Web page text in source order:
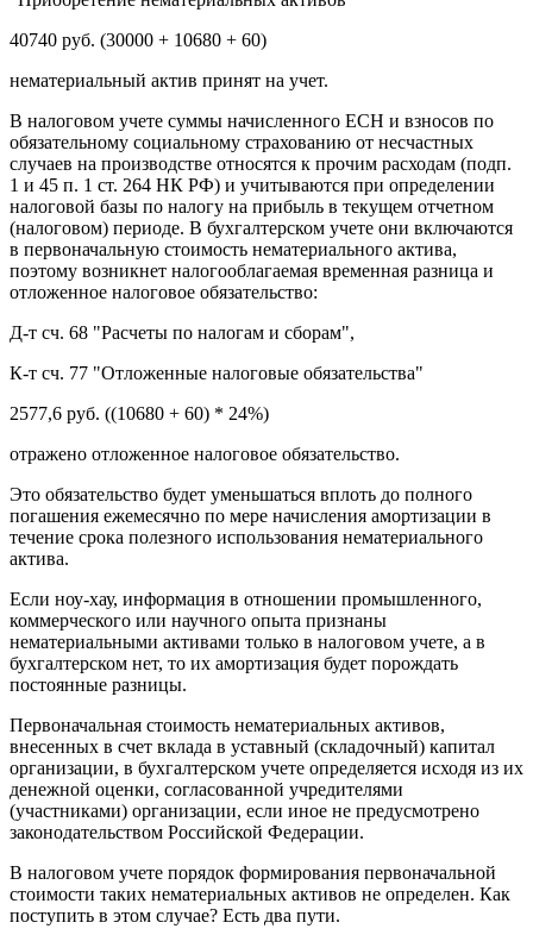
40740 руб. (30000 + 10680 + 60)
нематериальный актив принят на учет.
В налоговом учете суммы начисленного ЕСН и взносов по
обязательному социальному страхованию от несчастных
случаев на производстве относятся к прочим расходам (подп.
1 и 45 п. 1 ст. 264 НК РФ) и учитываются при определении
налоговой базы по налогу на прибыль в текущем отчетном
(налоговом) периоде. В бухгалтерском учете они включаются
в первоначальную стоимость нематериального актива,
поэтому возникнет налогооблагаемая временная разница и
отложенное налоговое обязательство:
Д-т сч. 68 "Расчеты по налогам и сборам",
К-т сч. 77 "Отложенные налоговые обязательства"
2577,6 руб. ((10680 + 60) * 24%)
отражено отложенное налоговое обязательство.
Это обязательство будет уменьшаться вплоть до полного
погашения ежемесячно по мере начисления амортизации в
течение срока полезного использования нематериального
актива.
Если ноу-хау, информация в отношении промышленного,
коммерческого или научного опыта признаны
нематериальными активами только в налоговом учете, а в
бухгалтерском нет, то их амортизация будет порождать
постоянные разницы.
Первоначальная стоимость нематериальных активов,
внесенных в счет вклада в уставный (складочный) капитал
организации, в бухгалтерском учете определяется исходя из их
денежной оценки, согласованной учредителями
(участниками) организации, если иное не предусмотрено
законодательством Российской Федерации.
В налоговом учете порядок формирования первоначальной
стоимости таких нематериальных активов не определен. Как
поступить в этом случае? Есть два пути.